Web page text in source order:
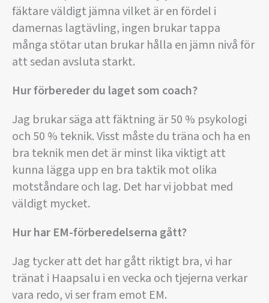
fäktare väldigt jämna vilket är en fördel i
damernas lagtävling, ingen brukar tappa
många stötar utan brukar hålla en jämn nivå för
att sedan avsluta starkt.
Hur förbereder du laget som coach?
Jag brukar säga att fäktning är 50 % psykologi
och 50 % teknik. Visst måste du träna och ha en
bra teknik men det är minst lika viktigt att
kunna lägga upp en bra taktik mot olika
motståndare och lag. Det har vi jobbat med
väldigt mycket.
Hur har EM-förberedelserna gått?
Jag tycker att det har gått riktigt bra, vi har
tränat i Haapsalu i en vecka och tjejerna verkar
vara redo, vi ser fram emot EM.